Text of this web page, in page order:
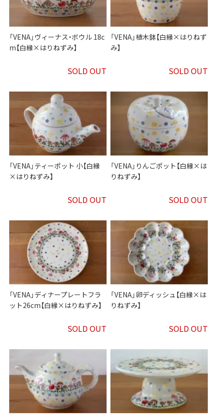
「VENA」ヴィーナス・ボウル 18c
m【白縁×はりねずみ】
SOLD OUT
「VENA」植木鉢【白縁×はりねず
み】
SOLD OUT
「VENA」ティーポット 小【白縁
×はりねずみ】
SOLD OUT
「VENA」りんごポット【白縁×は
りねずみ】
SOLD OUT
「VENA」ディナープレートフラ
ット26cm【白縁×はりねずみ】
SOLD OUT
「VENA」卵ディッシュ【白縁×は
りねずみ】
SOLD OUT